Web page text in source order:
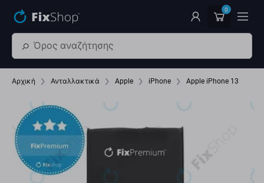
0
Αρχική Ανταλλακτικά Apple iPhone Apple iPhone 13